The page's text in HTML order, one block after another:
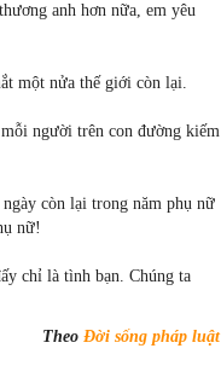
anh hơn nữa, em yêu
một nửa thế giới còn lại.
người trên con đường kiếm
còn lại trong năm phụ nữ
nữ!
chỉ là tình bạn. Chúng ta
Theo Đời sống pháp luật